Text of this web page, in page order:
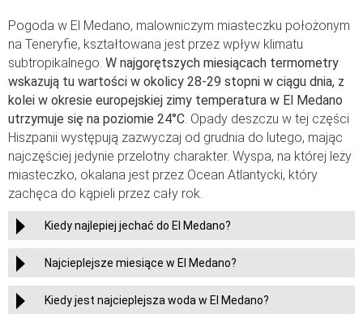
Pogoda w El Medano, malowniczym miasteczku położonym
na Teneryfie, kształtowana jest przez wpływ klimatu
subtropikalnego. W najgorętszych miesiącach termometry
wskazują tu wartości w okolicy 28-29 stopni w ciągu dnia, z
kolei w okresie europejskiej zimy temperatura w El Medano
utrzymuje się na poziomie 24°C. Opady deszczu w tej części
Hiszpanii występują zazwyczaj od grudnia do lutego, mając
najczęściej jedynie przelotny charakter. Wyspa, na której leży
miasteczko, okalana jest przez Ocean Atlantycki, który
zachęca do kąpieli przez cały rok.
Kiedy najlepiej jechać do El Medano?
Najcieplejsze miesiące w El Medano?
Kiedy jest najcieplejsza woda w El Medano?